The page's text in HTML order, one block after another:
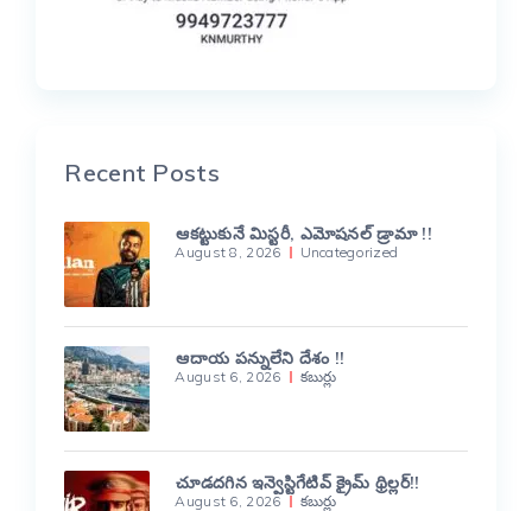
Recent Posts
ఆకట్టుకునే మిస్టరీ, ఎమోషనల్ డ్రామా !!
August 8, 2026 Uncategorized
ఆదాయ పన్నులేని దేశం !!
August 6, 2026 కబుర్లు
చూడదగిన ఇన్వెస్టిగేటివ్ క్రైమ్ థ్రిల్లర్!!
August 6, 2026 కబుర్లు